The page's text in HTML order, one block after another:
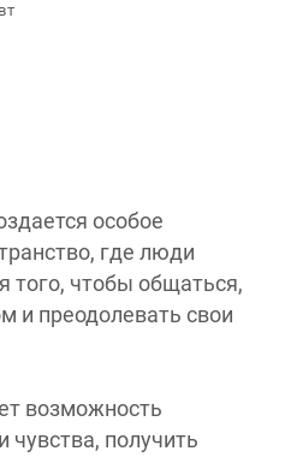
особое
где люди
того, чтобы общаться,
и преодолевать свои
возможность
получить